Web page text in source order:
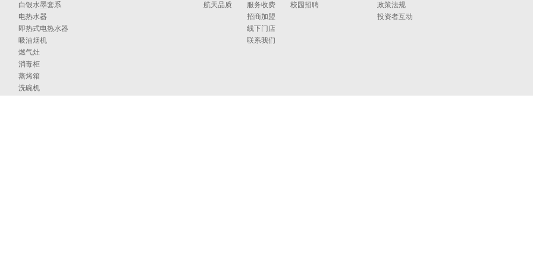
白银水墨套系
电热水器
即热式电热水器
吸油烟机
燃气灶
消毒柜
蒸烤箱
洗碗机
航天品质
服务收费
招商加盟
线下门店
联系我们
校园招聘
政策法规
投资者互动